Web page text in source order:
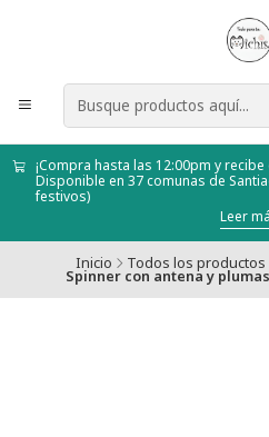
¡Compra hasta las 12:00pm y
Disponible en 37 comunas de
festivos)
Leer
Inicio Todos los productos
Spinner con antena y